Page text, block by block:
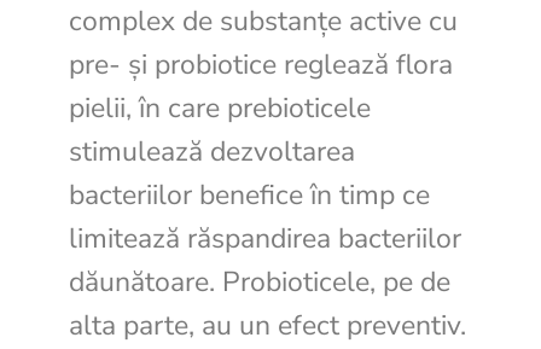
complex de substanțe active cu
pre- și probiotice reglează flora
pielii, în care prebioticele
stimulează dezvoltarea
bacteriilor benefice în timp ce
limitează răspandirea bacteriilor
dăunătoare. Probioticele, pe de
alta parte, au un efect preventiv.